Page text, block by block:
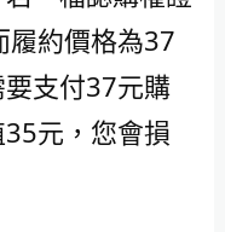
履約價格為37
支付37元購
元，您會損